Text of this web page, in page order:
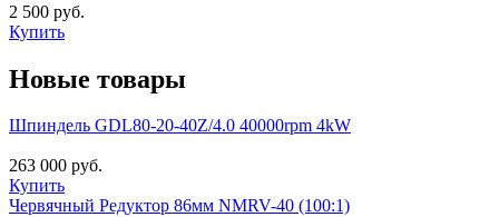
2 500 руб.
Купить
Новые товары
Шпиндель GDL80-20-40Z/4.0 40000rpm 4kW
263 000 руб.
Купить
Червячный Редуктор 86мм NMRV-40 (100:1)